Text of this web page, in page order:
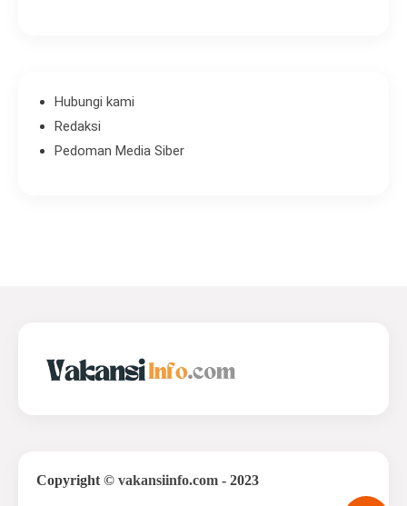
Hubungi kami
Redaksi
Pedoman Media Siber
Copyright © vakansiinfo.com - 2023